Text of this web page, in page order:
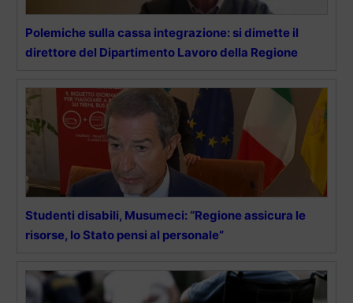
Polemiche sulla cassa integrazione: si dimette il
direttore del Dipartimento Lavoro della Regione
Studenti disabili, Musumeci: “Regione assicura le
risorse, lo Stato pensi al personale”